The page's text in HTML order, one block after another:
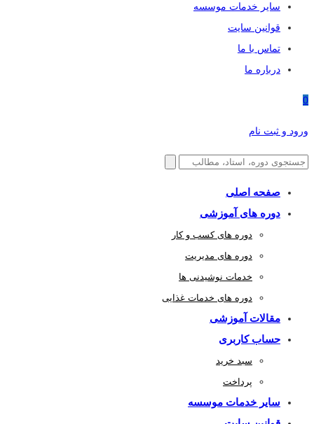
سایر خدمات موسسه
قوانین سایت
تماس با ما
درباره ما
0
ورود و ثبت نام
صفحه اصلی
دوره های آموزشی
دوره های کسب و کار
دوره های مدیریت
خدمات نوشیدنی ها
دوره های خدمات غذایی
مقالات آموزشی
حساب کاربری
سبد خرید
پرداخت
سایر خدمات موسسه